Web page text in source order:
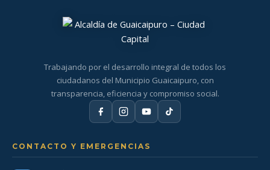
Trabajando por el desarrollo integral de todos los
ciudadanos del Municipio Guaicaipuro, con
transparencia, eficiencia y compromiso social.
CONTACTO Y EMERGENCIAS